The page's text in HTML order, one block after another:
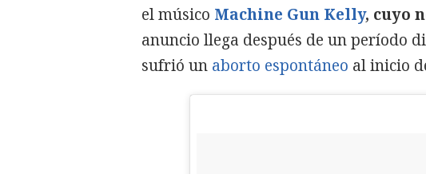
el músico Machine Gun Kelly, cuyo
anuncio llega después de un período
sufrió un aborto espontáneo al inicio